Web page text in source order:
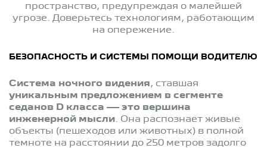
пространство, предупреждая о малейшей
угрозе. Доверьтесь технологиям, работающим
на опережение.
БЕЗОПАСНОСТЬ И СИСТЕМЫ ПОМОЩИ ВОДИТЕЛЮ
Система ночного видения , ставшая
уникальным предложением в сегменте
седанов D класса — это вершина
инженерной мысли. Она распознает живые
объекты (пешеходов или животных) в полной
темноте на расстоянии до 250 метров задолго